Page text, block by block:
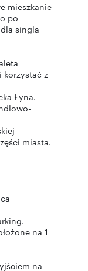
mieszkanie
po
singla
korzystać z
Łyna.
miasta.
na 1
na